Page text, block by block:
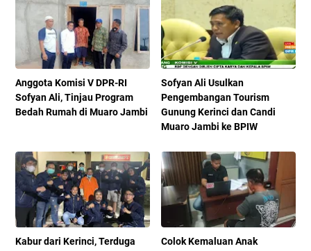
Anggota Komisi V DPR-RI
Sofyan Ali, Tinjau Program
Bedah Rumah di Muaro Jambi
Sofyan Ali Usulkan
Pengembangan Tourism
Gunung Kerinci dan Candi
Muaro Jambi ke BPIW
Kabur dari Kerinci, Terduga
Colok Kemaluan Anak